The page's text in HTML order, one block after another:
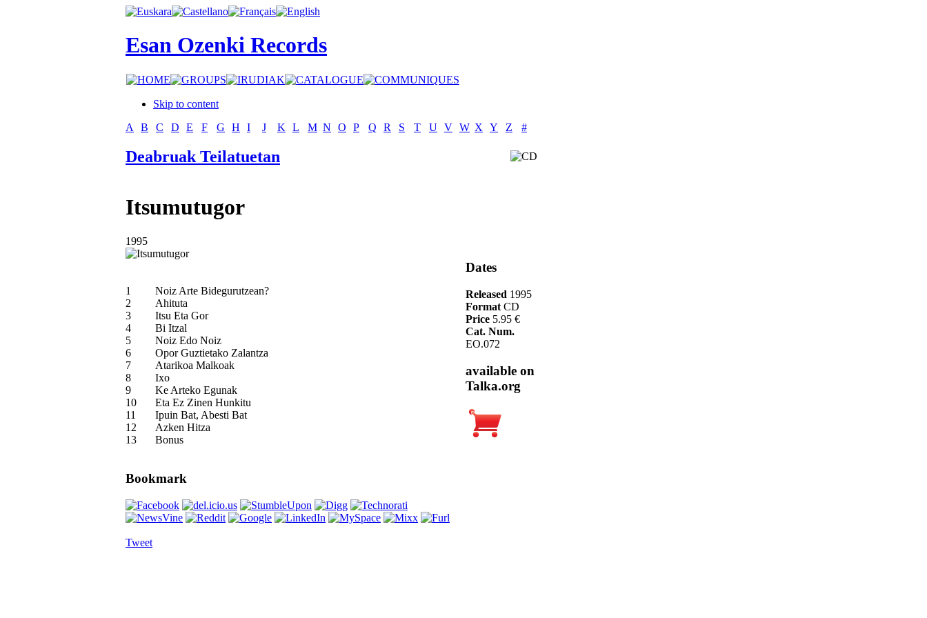
Esan Ozenki Records
Skip to content
A
B C D E F G H I J K L M N O P Q R S T U V W X Y Z #
Deabruak Teilatuetan
Itsumutugor
1995
1
Noiz Arte Bidegurutzean?
2
Ahituta
3
Itsu Eta Gor
4
Bi Itzal
5
Noiz Edo Noiz
6
Opor Guztietako Zalantza
7
Atarikoa Malkoak
8
Ixo
9
Ke Arteko Egunak
10
Eta Ez Zinen Hunkitu
11
Ipuin Bat, Abesti Bat
12
Azken Hitza
13
Bonus
Bookmark
Tweet
Dates
Released 1995
Format CD
Price 5.95 €
Cat. Num.
EO.072
available on
Talka.org